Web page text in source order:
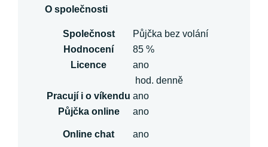
O společnosti
Společnost
Půjčka bez volání
Hodnocení
85 %
Licence
ano
hod. denně
Pracují i o víkendu ano
Půjčka online
ano
Online chat ano